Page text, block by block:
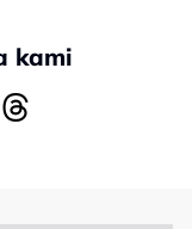
kami